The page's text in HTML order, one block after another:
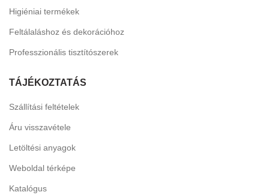
Higiéniai termékek
Feltálaláshoz és dekorációhoz
Professzionális tisztítószerek
TÁJÉKOZTATÁS
Szállítási feltételek
Áru visszavétele
Letöltési anyagok
Weboldal térképe
Katalógus